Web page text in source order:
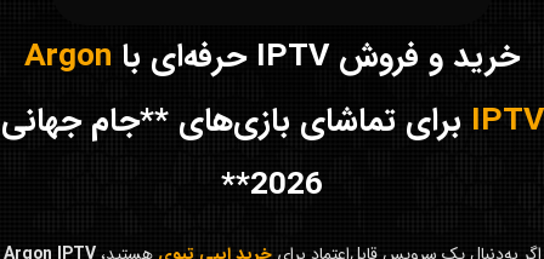
خرید و فروش IPTV حرفه‌ای با
Argon
IPTV برای تماشای بازی‌های **جام جهانی
2026**